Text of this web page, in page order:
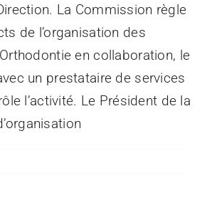
La Commission règle
de l’organisation des
en collaboration, le
un prestataire de services
l’activité. Le Président de la